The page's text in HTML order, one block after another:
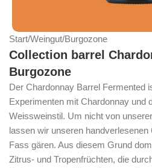
Start/Weingut/Burgozone
Collection barrel
Burgozone
Der Chardonnay Barrel Fermented
Experimenten mit Chardonnay und
Weissweinstil. Um nicht von
lassen wir unseren
Fass gären. Aus diesem Grund
Zitrus- und Tropenfrüchten, die